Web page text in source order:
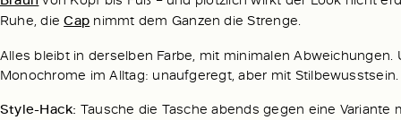
Ruhe, dieCap nimmt dem Ganzen die Strenge.
Alles bleibt in derselben Farbe, mit minimalen
Monochrome im Alltag: unaufgeregt, aber mit Stilbewusstsein.
Style-Hack: Tausche die Tasche abends gegen eine Variante